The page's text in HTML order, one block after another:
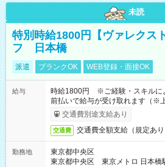
未読
特別時給1800円【ヴァレクス
フ 日本橋
派遣 ブランクOK WEB登録・面接OK
給与
時給1800円 ※ご経験・スキルに
前払いで給与が受け取れます（※
交通費別途支給あり
交通費 交通費全額支給（規定あり
勤務地
東京都中央区
東京都中央区 東京メトロ 日本橋